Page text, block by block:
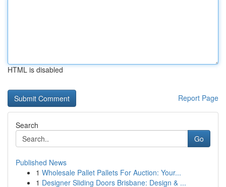
HTML is disabled
Report Page
Search
Go
Published News
1 Wholesale Pallet Pallets For Auction: Your...
1 Designer Sliding Doors Brisbane: Design & ...